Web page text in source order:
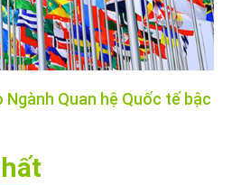
Quan hệ Quốc tế bậc